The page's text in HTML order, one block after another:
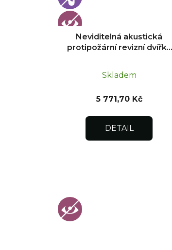
Neviditelná akustická
protipožární revizní dvířka
Skladem
5 771,70 Kč
DETAIL